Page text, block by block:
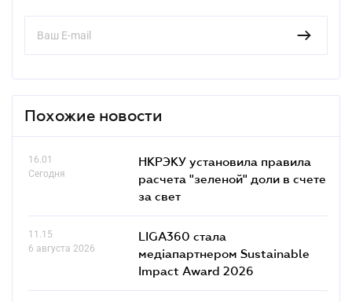
Похожие новости
16.01
Сегодня
НКРЭКУ установила правила
расчета "зеленой" доли в счете
за свет
11.15
6 августа 2026
LIGA360 стала
медіапартнером Sustainable
Impact Award 2026